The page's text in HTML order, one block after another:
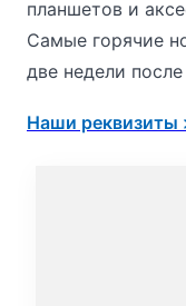
планшетов и
Самые горячие
две недели
Наши реквизиты